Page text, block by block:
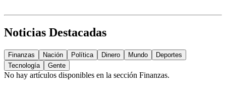
Noticias Destacadas
Finanzas Nación Política Dinero Mundo
Deportes
Tecnología
Gente
No hay artículos disponibles en la sección Finanzas.